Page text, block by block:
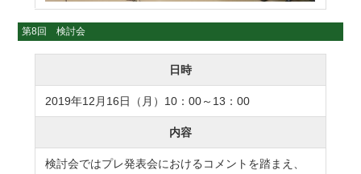
第8回 検討会
日時
2019年12月16日（月）10：00～13：00
内容
検討会ではプレ発表会におけるコメントを踏まえ、